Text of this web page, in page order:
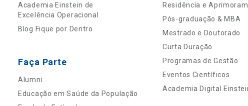
Academia Einstein de
Excelência Operacional
Blog Fique por Dentro
Faça Parte
Alumni
Educação em Saúde da População
Residência e
Pós-graduação & MBA
Mestrado e Doutorado
Curta Duração
Programas de Gestão
Eventos Científicos
Academia Digital